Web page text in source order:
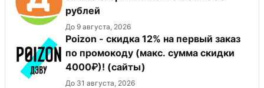
рублей
До 9 августа, 2026
Poizon - скидка 12% на первый заказ
по промокоду (макс. сумма скидки
4000₽)! (сайты)
До 31 августа, 2026